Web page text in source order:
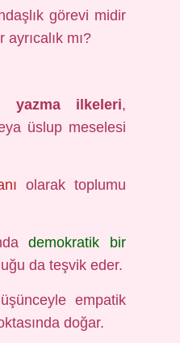
görevi midir
mı?
yazma ilkeleri,
üslup meselesi
olarak toplumu
demokratik bir
da teşvik eder.
empatik
doğar.